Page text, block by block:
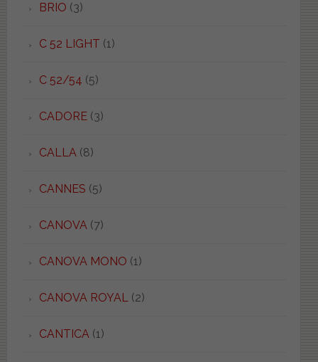
BRIO (3)
C 52 LIGHT (1)
C 52/54 (5)
CADORE(3)
CALLA(8)
CANNES (5)
CANOVA(7)
CANOVA MONO (1)
CANOVA ROYAL(2)
CANTICA(1)